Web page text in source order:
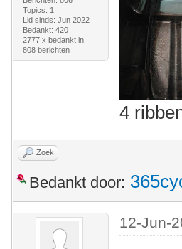
Topics: 1
Lid sinds: Jun 2022
Bedankt: 420
2777 x bedankt in
808 berichten
4
Zoek
Bedankt door:
12-Jun-